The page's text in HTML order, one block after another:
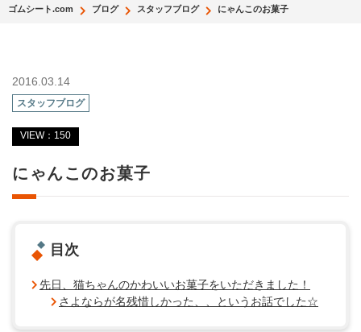
ゴムシート.com ブログ スタッフブログ にゃんこのお菓子
2016.03.14
スタッフブログ
VIEW：150
にゃんこのお菓子
目次
先日、猫ちゃんのかわいいお菓子をいただきました！
さよならが名残惜しかった、、というお話でした☆